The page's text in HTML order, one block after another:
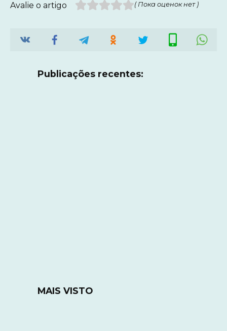
Avalie o artigo ( Пока оценок нет )
Publicações recentes:
MAIS VISTO